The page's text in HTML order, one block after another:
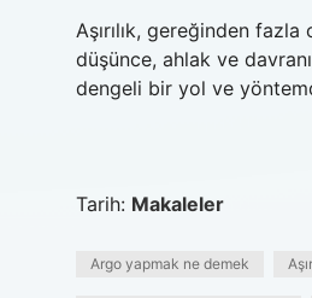
Aşırılık, gereğinden
düşünce, ahlak ve
dengeli bir yol ve
Tarih: Makaleler
Argo yapmak ne demek